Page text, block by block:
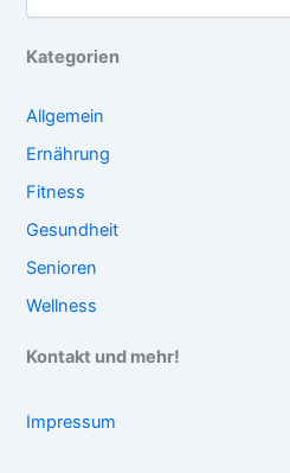
Kategorien
Allgemein
Ernährung
Fitness
Gesundheit
Senioren
Wellness
Kontakt und mehr!
Impressum